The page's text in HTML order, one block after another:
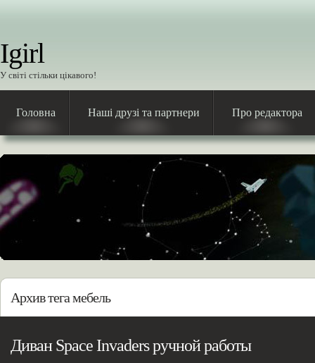
Igirl
У світі стільки цікавого!
Головна Наші друзі та партнери Про редактора
Архив тега мебель
Диван Space Invaders ручной работы